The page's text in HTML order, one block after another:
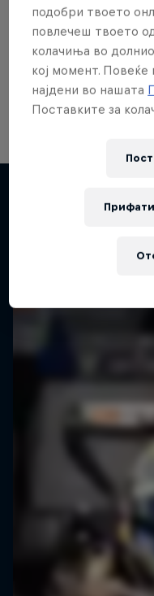
Red Bull
On track and off road, on
is your home for Red Bull
The 2012 Indian
подобри твоето
повлечеш твоето
колачиња во
кој момент.
најдени во нашата
Поставките за